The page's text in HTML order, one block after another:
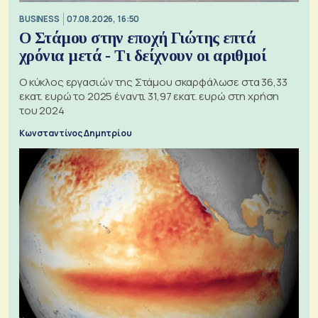
BUSINESS 07.08.2026, 16:50
Ο Στάμου στην εποχή Γιώτης επτά
χρόνια μετά - Τι δείχνουν οι αριθμοί
Ο κύκλος εργασιών της Στάμου σκαρφάλωσε στα 36,33
εκατ. ευρώ το 2025 έναντι 31,97 εκατ. ευρώ στη χρήση
του 2024
Κωνσταντίνος Δημητρίου